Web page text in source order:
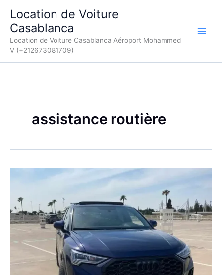
contenu
Location de Voiture
Casablanca
Location de Voiture Casablanca Aéroport Mohammed
V (+212673081709)
assistance routière